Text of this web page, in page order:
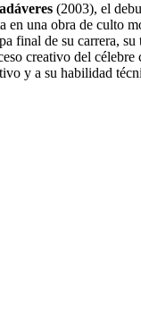
(2003), el
una obra de culto
final de su carrera,
creativo del célebre
y a su habilidad